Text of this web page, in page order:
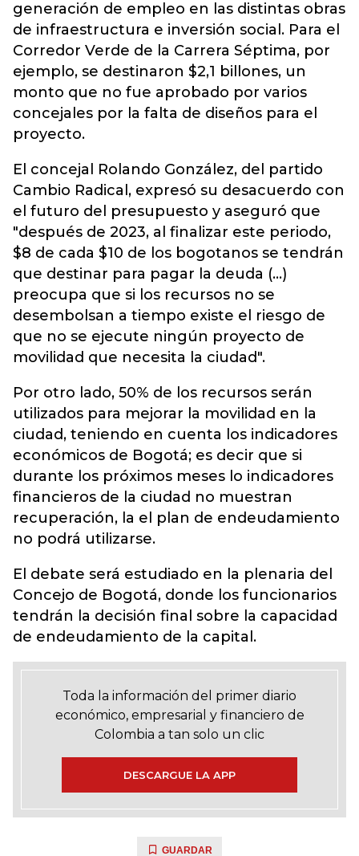
generación de empleo en las distintas obras
de infraestructura e inversión social. Para el
Corredor Verde de la Carrera Séptima, por
ejemplo, se destinaron $2,1 billones, un
monto que no fue aprobado por varios
concejales por la falta de diseños para el
proyecto.
El concejal Rolando González, del partido
Cambio Radical, expresó su desacuerdo con
el futuro del presupuesto y aseguró que
"después de 2023, al finalizar este periodo,
$8 de cada $10 de los bogotanos se tendrán
que destinar para pagar la deuda (...)
preocupa que si los recursos no se
desembolsan a tiempo existe el riesgo de
que no se ejecute ningún proyecto de
movilidad que necesita la ciudad".
Por otro lado, 50% de los recursos serán
utilizados para mejorar la movilidad en la
ciudad, teniendo en cuenta los indicadores
económicos de Bogotá; es decir que si
durante los próximos meses lo indicadores
financieros de la ciudad no muestran
recuperación, la el plan de endeudamiento
no podrá utilizarse.
El debate será estudiado en la plenaria del
Concejo de Bogotá, donde los funcionarios
tendrán la decisión final sobre la capacidad
de endeudamiento de la capital.
Toda la información del primer diario
económico, empresarial y financiero de
Colombia a tan solo un clic
DESCARGUE LA APP
GUARDAR